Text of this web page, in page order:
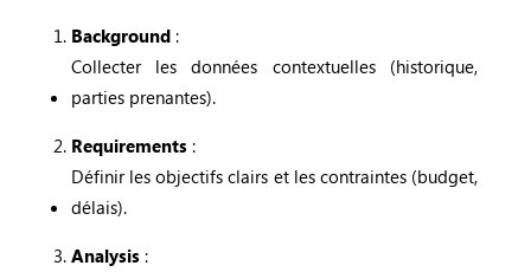
Background:
Collecter les données contextuelles (historique,
parties prenantes).
Requirements:
Définir les objectifs clairs et les contraintes (budget,
délais).
Analysis: